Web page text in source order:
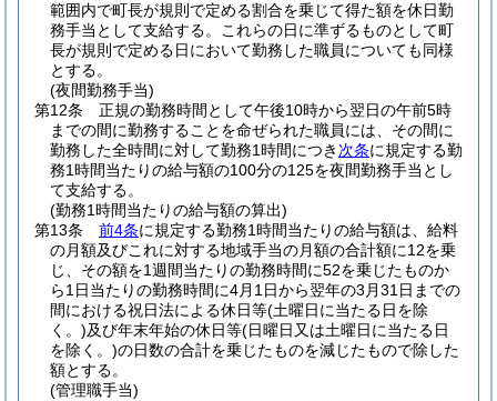
範囲内で町長が規則で定める割合を乗じて得た額を休日勤
務手当として支給する。
これらの日に準ずるものとして町
長が規則で定める日において勤務した職員についても同様
とする。
(夜間勤務手当)
第12条
正規の勤務時間として午後10時から翌日の午前5時
までの間に勤務することを命ぜられた職員には、その間に
勤務した全時間に対して勤務1時間につき 次条に規定する勤
務1時間当たりの給与額の100分の125を夜間勤務手当とし
て支給する。
(勤務1時間当たりの給与額の算出)
第13条
前4条に規定する勤務1時間当たりの給与額は、給料
の月額及びこれに対する地域手当の月額の合計額に12を乗
じ、その額を1週間当たりの勤務時間に52を乗じたものか
ら1日当たりの勤務時間に4月1日から翌年の3月31日までの
間における祝日法による休日等(土曜日に当たる日を除
く。)及び年末年始の休日等(日曜日又は土曜日に当たる日
を除く。)の日数の合計を乗じたものを減じたもので除した
額とする。
(管理職手当)